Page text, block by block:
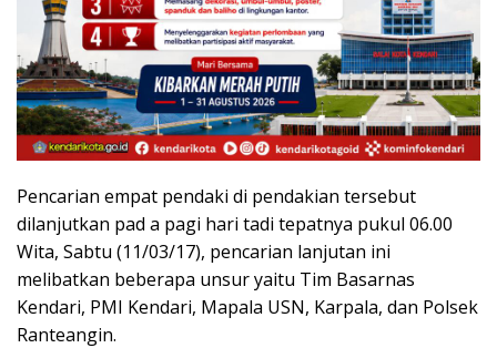
Pencarian empat pendaki di pendakian tersebut
dilanjutkan pad a pagi hari tadi tepatnya pukul 06.00
Wita, Sabtu (11/03/17), pencarian lanjutan ini
melibatkan beberapa unsur yaitu Tim Basarnas
Kendari, PMI Kendari, Mapala USN, Karpala, dan Polsek
Ranteangin.